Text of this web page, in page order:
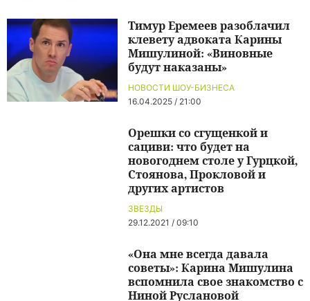
НОВОСТИ ШОУ-БИЗНЕСА
16.04.2025 / 21:00
Тимур Еремеев разоблачил
клевету адвоката Карины
Мишулиной: «Виновные
будут наказаны»
ЗВЕЗДЫ
29.12.2021 / 09:10
Орешки со сгущенкой и
сациви: что будет на
новогоднем столе у Гурцкой,
Стоянова, Прокловой и
других артистов
«Она мне всегда давала
советы»: Карина Мишулина
вспомнила свое знакомство с
Ниной Руслановой